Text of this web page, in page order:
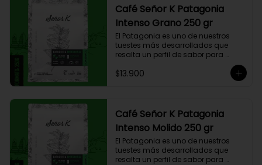
fruto de su trabajo en el campo a
su madre, Chabela. Es un típica
descafeinado con agua, con
toques especiados y un cuerpo
cremoso, resaltan notas canela,
chocolate negro y lima, esto le
otorga una puntuación de 83,75. Si
buscas descansar de la cafeína,
esta es una exquisita alternativa
Café Señor K Patagonia
Intenso Grano 250 gr
El Patagonia es uno de nuestros
tuestes más desarrollados que
resalta un perfil de sabor para
intenso único y con exquisito
Lo diseñamos intencionalmente
para resaltar la intensidad y
generar una gran sinergia si se
añade leche. Se trata de un Blend
con un rico sabor achocolatado.
$13.900
Café Señor K Patagonia
Intenso Molido 250 gr
El Patagonia es uno de nuestros
tuestes más desarrollados que
resalta un perfil de sabor para